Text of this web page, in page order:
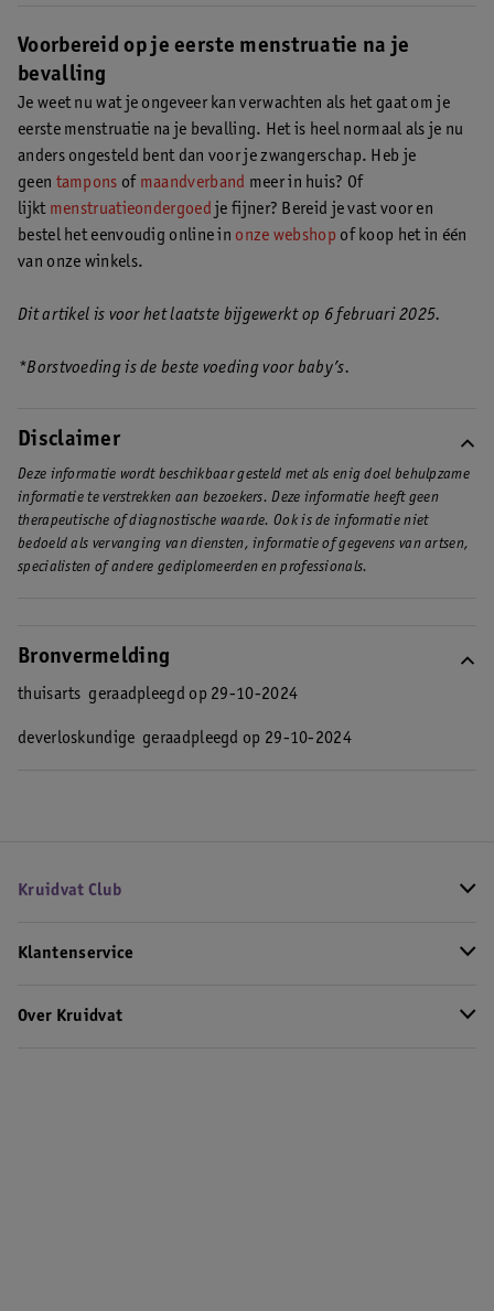
ook weer vruchtbaar en kan je zwanger worden. Ook als je nog
niet ongesteld bent geworden kan je al wel vruchtbaar zijn. Je
eisprong vindt namelijk ongeveer 2 weken voordat je ongesteld
wordt plaats en rond je eisprong ben je het meest vruchtbaar.
Voorbereid op je eerste menstruatie na je
bevalling
Je weet nu wat je ongeveer kan verwachten als het gaat om je
eerste menstruatie na je bevalling. Het is heel normaal als je nu
anders ongesteld bent dan voor je zwangerschap. Heb je
geen tampons of maandverband meer in huis? Of
lijkt menstruatieondergoed je fijner? Bereid je vast voor en
bestel het eenvoudig online in onze webshop of koop het in één
van onze winkels.
Dit artikel is voor het laatste bijgewerkt op 6 februari 2025.
*Borstvoeding is de beste voeding voor baby’s.
Disclaimer
Deze informatie wordt beschikbaar gesteld met als enig doel behulpzame
informatie te verstrekken aan bezoekers. Deze informatie heeft geen
therapeutische of diagnostische waarde. Ook is de informatie niet
bedoeld als vervanging van diensten, informatie of gegevens van artsen,
specialisten of andere gediplomeerden en professionals.
Bronvermelding
thuisarts geraadpleegd op 29-10-2024
deverloskundige geraadpleegd op 29-10-2024
Kruidvat Club
Klantenservice
Over Kruidvat